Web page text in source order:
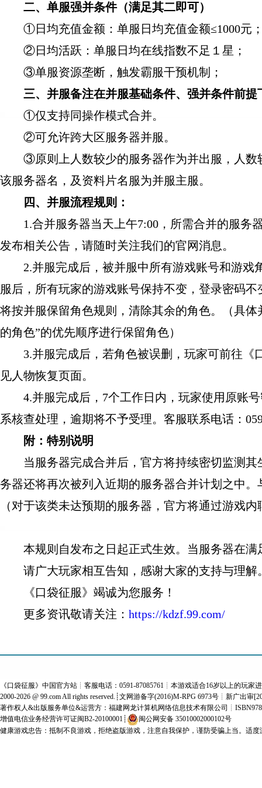
二、单服强并条件（满足其二即可）
①日均充值金额：单服日均充值金额≤1000元
②日均活跃：单服日均在线指数不足１星；
③单服资源垄断，触发霸服干预机制；
三、并服备注在并服基础条件、强并条件前提
①仅支持同操作模式合并。
②可允许跨大区服务器并服。
③原则上人数较少的服务器作为并出服，人数
该服务器名，及资料片名服为并服主服。
四、并服流程规则：
1.合并服务器当天上午7:00，所需合并的服务
发布相关公告，请随时关注我们的官网消息。
2.并服完成后，被并服中所有游戏账号和游戏
服后，所有玩家的游戏账号保持不变，登录密码
将按并服保留角色规则，清除其余的角色。（具
的角色”的优先顺序进行保留角色）
3.并服完成后，若角色被误删，玩家可前往《
见人物恢复页面。
4.并服完成后，7个工作日内，玩家使用原账号
系核查处理，逾期将不予受理。客服联系电话：
附：特别说明
当服务器完成合并后，官方将持续密切监测其
务器还将再次被列入近期的服务器合并计划之中
（对于该类未达预期的服务器，官方将通过游戏
本规则自发布之日起正式生效。当服务器在满
请广大玩家相互告知，感谢大家的支持与理解
《口袋征服》竭诚为您服务！
更多资讯敬请关注： https://kdzf.99.com/
《口袋征服》中国官方站┊客服电话：0591-87085761┊本游戏适合16岁以上的玩家
2000-2026 @ 99.comAll rights reserved.┊文网游备字(2016)M-RPG 6973号┊新广出审
著作权人&出版服务单位&运营方：福建网龙计算机网络信息技术有限公司
增值电信业务经营许可证闽B2-20100001 ┊
闽公网安备 35010002000102号
健康游戏忠告：抵制不良游戏，拒绝盗版游戏，注意自我保护，谨防受骗上当。适